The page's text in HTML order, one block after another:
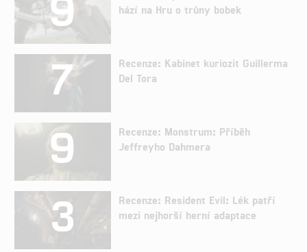
hází na Hru o trůny bobek
7
Recenze: Kabinet kuriozit Guillerma
Del Tora
9
Recenze: Monstrum: Příběh
Jeffreyho Dahmera
3
Recenze: Resident Evil: Lék patří
mezi nejhorší herní adaptace